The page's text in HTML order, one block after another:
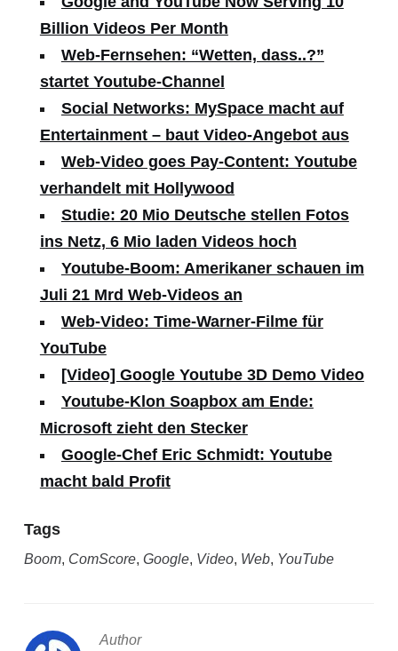
Billion Videos Per Month
Web-Fernsehen: “Wetten, dass..?”
startet Youtube-Channel
Social Networks: MySpace macht auf
Entertainment – baut Video-Angebot aus
Web-Video goes Pay-Content: Youtube
verhandelt mit Hollywood
Studie: 20 Mio Deutsche stellen Fotos
ins Netz, 6 Mio laden Videos hoch
Youtube-Boom: Amerikaner schauen im
Juli 21 Mrd Web-Videos an
Web-Video: Time-Warner-Filme für
YouTube
[Video] Google Youtube 3D Demo Video
Youtube-Klon Soapbox am Ende:
Microsoft zieht den Stecker
Google-Chef Eric Schmidt: Youtube
macht bald Profit
Tags
Boom, ComScore, Google, Video, Web, YouTube
Author